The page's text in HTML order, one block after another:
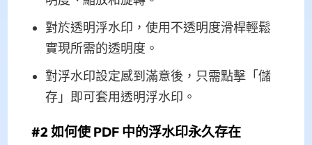
對於透明浮水印，使用不透明度滑桿輕鬆
實現所需的透明度。
對浮水印設定感到滿意後，只需點擊「儲
存」即可套用透明浮水印。
#2 如何使 PDF 中的浮水印永久存在